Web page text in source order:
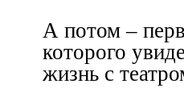
А потом –
которого
жизнь с